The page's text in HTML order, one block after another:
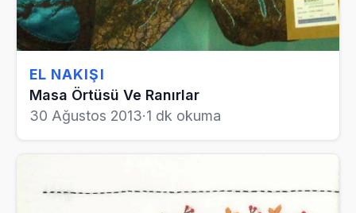
EL NAKIŞI
Masa Örtüsü Ve Ranırlar
30 Ağustos 2013·1 dk okuma